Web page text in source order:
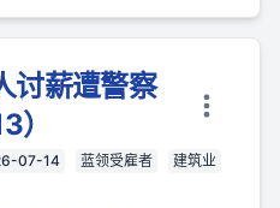
讨薪遭警察
）
07-14 蓝领受雇者
建筑业